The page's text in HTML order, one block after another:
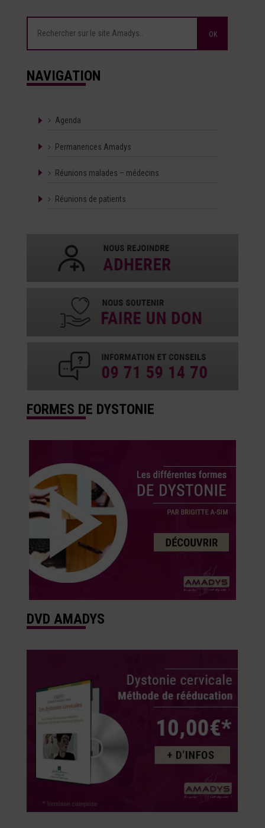
NAVIGATION
Agenda
Permanences Amadys
Réunions malades – médecins
Réunions de patients
FORMES DE DYSTONIE
DVD AMADYS